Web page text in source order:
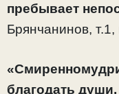
пребывает
Брянчанинов, т.1,
благодать